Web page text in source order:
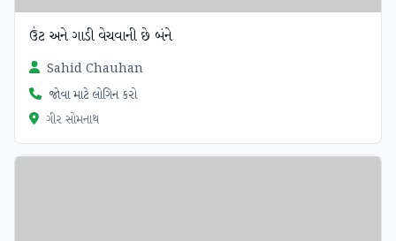
ઉંટ અને ગાડી વેચવાની છે બંને
Sahid Chauhan
જોવા માટે લોગિન કરો
ગીર સોમનાથ